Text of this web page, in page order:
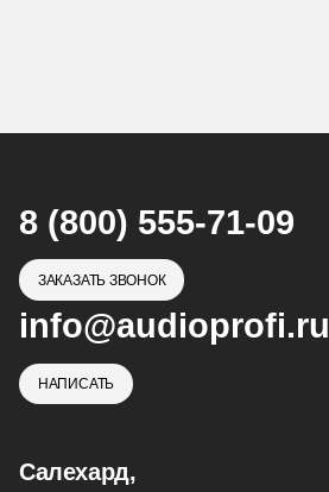
8 (800) 555-71-09
ЗАКАЗАТЬ ЗВОНОК
info@audioprofi.ru
НАПИСАТЬ
Салехард,